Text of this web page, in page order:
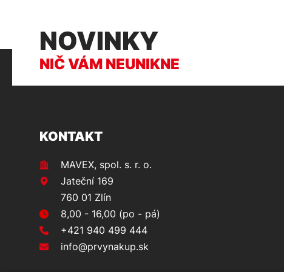
NOVINKY
NIČ VÁM NEUNIKNE
KONTAKT
MAVEX, spol. s. r. o.
Jateční 169
760 01 Zlín
8,00 - 16,00 (po - pá)
+421 940 499 444
info@prvynakup.sk